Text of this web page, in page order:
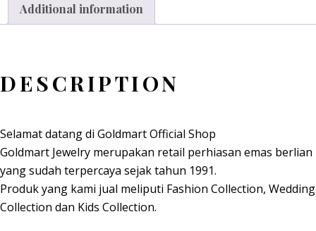
Additional information
DESCRIPTION
Selamat datang di Goldmart Official Shop
Goldmart Jewelry merupakan retail perhiasan emas berlian
yang sudah terpercaya sejak tahun 1991.
Produk yang kami jual meliputi Fashion Collection, Wedding
Collection dan Kids Collection.